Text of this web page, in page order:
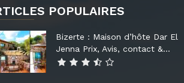
POPULAIRES
Bizerte : Maison d’hôte Dar El
Jenna Prix, Avis, contact &...